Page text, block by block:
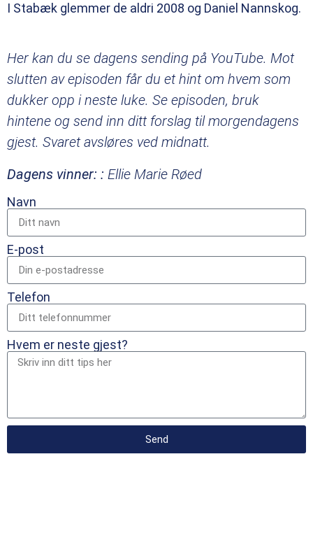
I Stabæk glemmer de aldri 2008 og Daniel Nannskog.
Her kan du se dagens sending på YouTube. Mot
slutten av episoden får du et hint om hvem som
dukker opp i neste luke. Se episoden, bruk
hintene og send inn ditt forslag til morgendagens
gjest. Svaret avsløres ved midnatt.
Dagens vinner: : Ellie Marie Røed
Navn
E-post
Telefon
Hvem er neste gjest?
Send